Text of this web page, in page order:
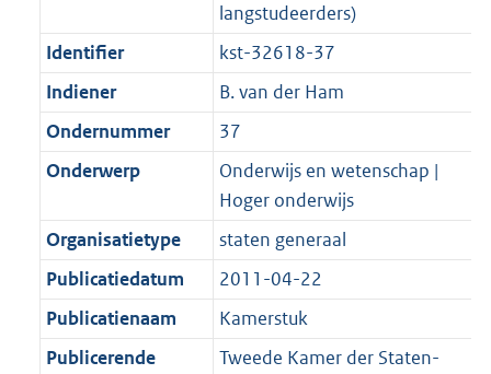
langstudeerders)
Identifier
kst-32618-37
Indiener
B. van der Ham
Ondernummer
37
Onderwerp
Onderwijs en wetenschap |
Hoger onderwijs
Organisatietype
staten generaal
Publicatiedatum
2011-04-22
Publicatienaam
Kamerstuk
Publicerende
Tweede Kamer der Staten-